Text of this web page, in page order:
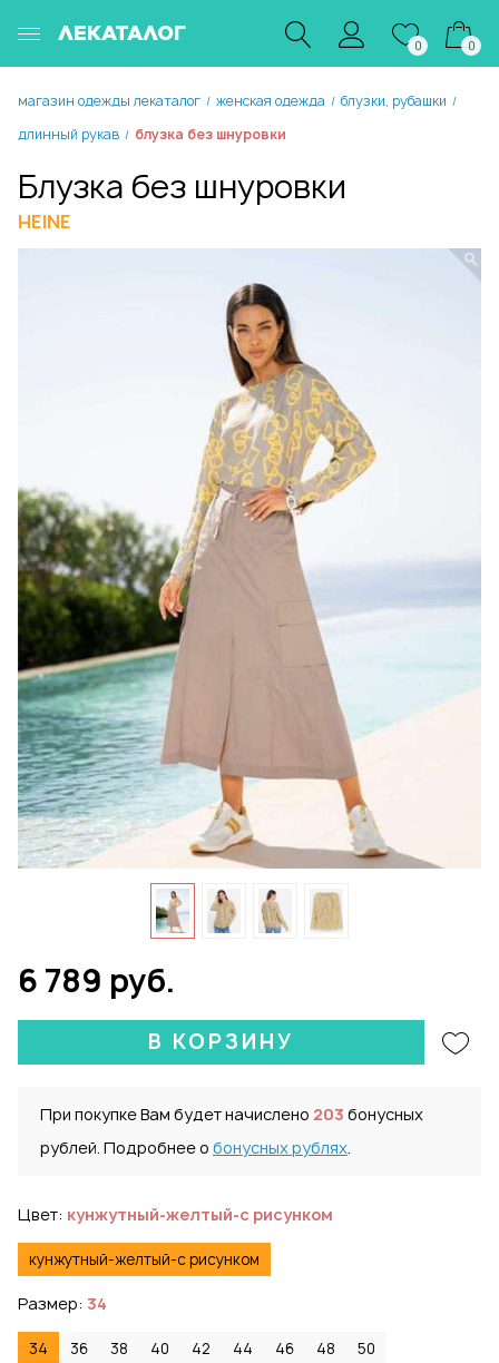
ЛЕКАТАЛОГ
0 0
магазин одежды лекаталог / женская одежда / блузки, рубашки /
длинный рукав / блузка без шнуровки
Блузка без шнуровки
HEINE
6 789 руб.
В КОРЗИНУ
При покупке Вам будет начислено 203 бонусных
рублей. Подробнее о бонусных рублях
Цвет: кунжутный-желтый-с рисунком
кунжутный-желтый-с рисунком
Размер: 34
34 36 38 40 42 44 46 48 50